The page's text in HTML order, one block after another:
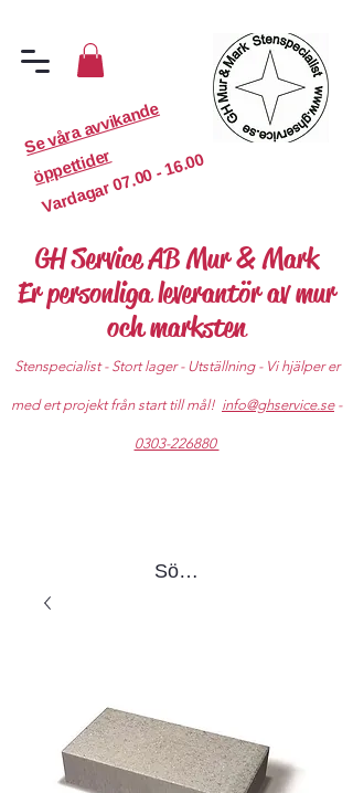
S
e
v
år
a
a
v
vi
k
a
n
d
e
ö
p
p
etti
d
er
Vardagar
07.00 - 16.00
GH Service AB Mur & Mark
Er personliga leverantör av mur
och marksten
Stenspecialist - Stort lager - Utställning - Vi hjälper er
med ert projekt från start till mål! info@ghservice.se-
0303-226880
Sök produkter